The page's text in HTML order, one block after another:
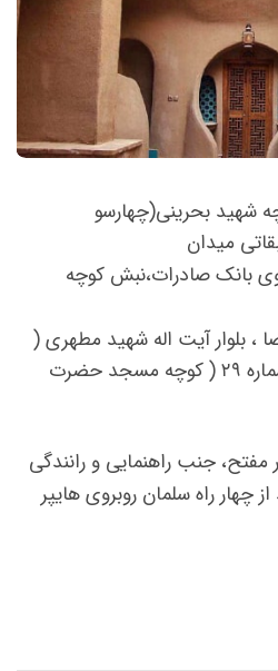
شهید بحرینی(چهارسو
میدان
بانک صادرات،نبش کوچه
، بلوار آیت اله شهید مطهری (
۴۰ متری ) ، نبش کوچه شماره ۲۹ ( کوچه مسجد حضرت
بعد از چهار راه سلمان روبروی هایپر